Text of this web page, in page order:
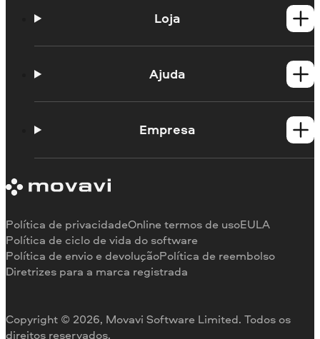
Loja
Produtos para Mac Ajuda
Portal de aprendizagem
Limitações da versão de teste
Reembolso
Empresa
Testemunhos
Por que nos escolher
Para o trabalho
Copyright © 2026, Movavi Software Limited. Todos os
direitos reservados.
Política de privacidadeOnline termos de usoEULA
Política de ciclo de vida do software
Política de envio e devoluçãoPolítica de reembolso
Diretrizes para a marca registrada